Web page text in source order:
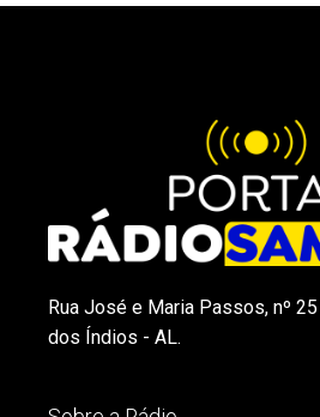
Rua José e Maria Passos, nº
dos Índios - AL.